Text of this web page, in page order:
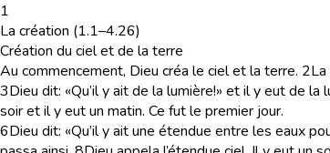
1
La création (1.1–4.26)
Création du ciel et de la terre
Au commencement, Dieu créa le ciel et la terre. 2
3Dieu dit: «Qu’il y ait de la lumière!» et il y eut de la
soir et il y eut un matin. Ce fut le premier jour.
6Dieu dit: «Qu’il y ait une étendue entre les eaux